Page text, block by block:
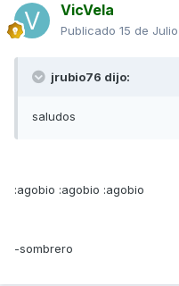
VicVela
Publicado 15 de
jrubio76 dijo:
saludos
:agobio :agobio :agobio
-sombrero